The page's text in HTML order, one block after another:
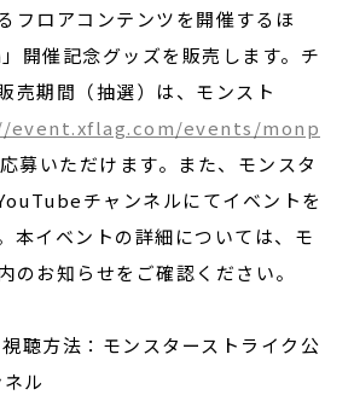
フロアコンテンツを開催するほ
開催記念グッズを販売します。チ
売期間（抽選）は、モンスト
events/monp
募いただけます。また、モンスタ
チャンネルにてイベントを
本イベントの詳細については、モ
のお知らせをご確認ください。
聴方法：モンスターストライク公
ネル